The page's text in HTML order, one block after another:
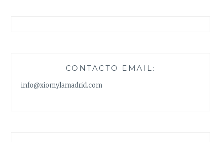
CONTACTO EMAIL:
info@xiomylamadrid.com